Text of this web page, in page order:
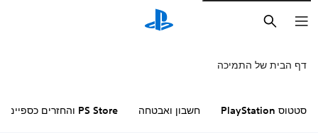
חיפוש
דף הבית של התמיכה
סטטוס PlayStation חשבון ואבטחה PS Store והחזרים כספיים